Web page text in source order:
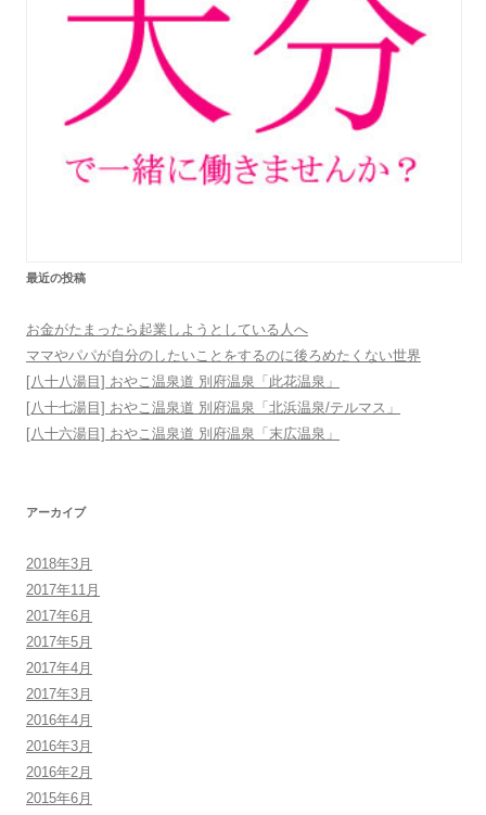
最近の投稿
お金がたまったら起業しようとしている人へ
ママやパパが自分のしたいことをするのに後ろめたくない世界
[八十八湯目] おやこ温泉道 別府温泉「此花温泉」
[八十七湯目] おやこ温泉道 別府温泉「北浜温泉/テルマス」
[八十六湯目] おやこ温泉道 別府温泉「末広温泉」
アーカイブ
2018年3月
2017年11月
2017年6月
2017年5月
2017年4月
2017年3月
2016年4月
2016年3月
2016年2月
2015年6月